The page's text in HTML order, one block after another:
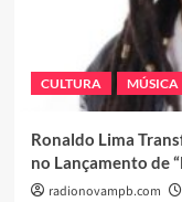
CULTURA MÚSICA
Ronaldo Lima
no Lançamento de
radionovampb.com